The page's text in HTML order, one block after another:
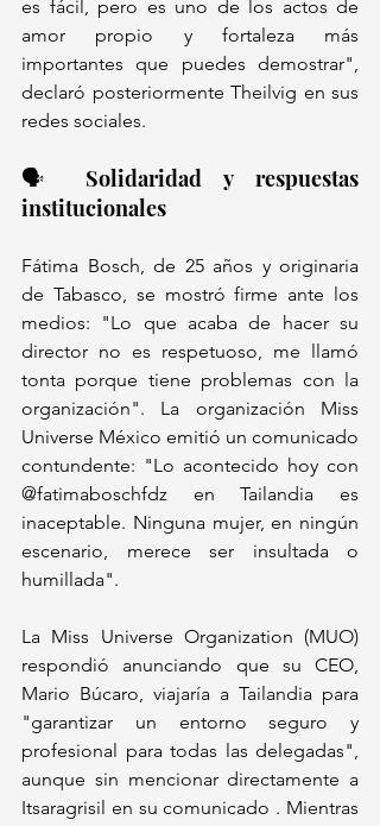
es fácil, pero es uno de los actos de
amor propio y fortaleza más
importantes que puedes demostrar",
declaró posteriormente Theilvig en sus
redes sociales.
🗣️ Solidaridad y respuestas
institucionales
Fátima Bosch, de 25 años y originaria
de Tabasco, se mostró firme ante los
medios: "Lo que acaba de hacer su
director no es respetuoso, me llamó
tonta porque tiene problemas con la
organización". La organización Miss
Universe México emitió un comunicado
contundente: "Lo acontecido hoy con
@fatimaboschfdz en Tailandia es
inaceptable. Ninguna mujer, en ningún
escenario, merece ser insultada o
humillada".
La Miss Universe Organization (MUO)
respondió anunciando que su CEO,
Mario Búcaro, viajaría a Tailandia para
"garantizar un entorno seguro y
profesional para todas las delegadas",
aunque sin mencionar directamente a
Itsaragrisil en su comunicado . Mientras